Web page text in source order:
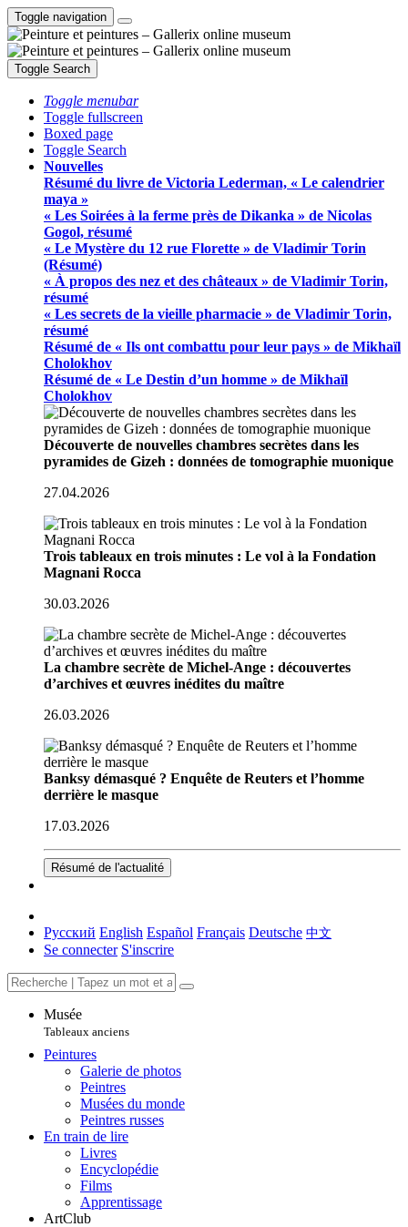
Toggle navigation
Toggle Search
Toggle menubar
Toggle fullscreen
Boxed page
Toggle Search
Nouvelles
Résumé du livre de Victoria Lederman, « Le calendrier
maya »
« Les Soirées à la ferme près de Dikanka » de Nicolas
Gogol, résumé
« Le Mystère du 12 rue Florette » de Vladimir Torin
(Résumé)
« À propos des nez et des châteaux » de Vladimir Torin,
résumé
« Les secrets de la vieille pharmacie » de Vladimir Torin,
résumé
Résumé de « Ils ont combattu pour leur pays » de Mikhaïl
Cholokhov
Résumé de « Le Destin d’un homme » de Mikhaïl
Cholokhov
Découverte de nouvelles chambres secrètes dans les
pyramides de Gizeh : données de tomographie muonique
27.04.2026
Trois tableaux en trois minutes : Le vol à la Fondation
Magnani Rocca
30.03.2026
La chambre secrète de Michel-Ange : découvertes
d’archives et œuvres inédites du maître
26.03.2026
Banksy démasqué ? Enquête de Reuters et l’homme
derrière le masque
17.03.2026
Résumé de l'actualité
Русский English Español Français Deutsche 中文
Se connecter S'inscrire
Musée
Tableaux anciens
Peintures
Galerie de photos
Peintres
Musées du monde
Peintres russes
En train de lire
Livres
Encyclopédie
Films
Apprentissage
ArtClub